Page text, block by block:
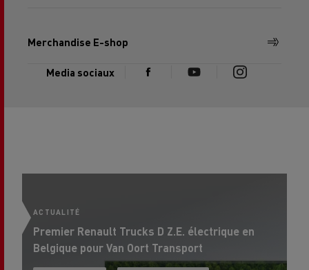
Merchandise E-shop
Media sociaux
ACTUALITÉ
Premier Renault Trucks D Z.E. électrique en
Belgique pour Van Oort Transport